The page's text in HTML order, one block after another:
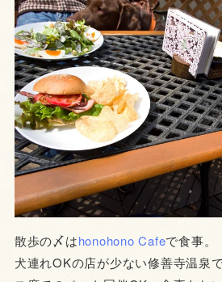
散歩の〆はhonohono Cafeで食事。
犬連れOKの店が少ない修善寺温泉